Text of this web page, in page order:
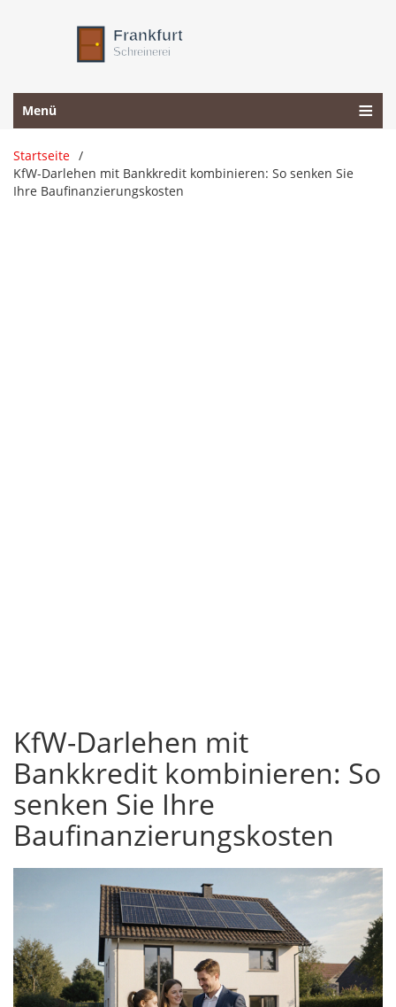
Menü
Startseite
KfW-Darlehen mit Bankkredit kombinieren: So senken Sie
Ihre Baufinanzierungskosten
KfW-Darlehen mit
Bankkredit kombinieren: So
senken Sie Ihre
Baufinanzierungskosten